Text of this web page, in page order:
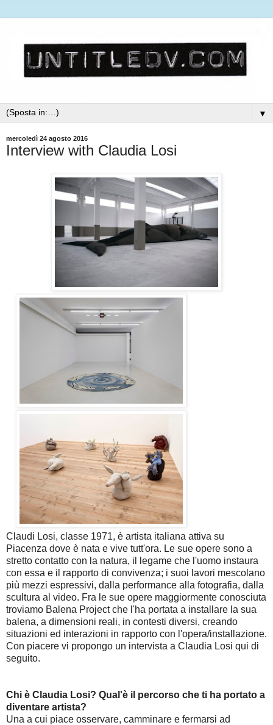
▼
mercoledì 24 agosto 2016
Interview with Claudia Losi
Claudi Losi, classe 1971, è artista italiana attiva su
Piacenza dove è nata e vive tutt'ora. Le sue opere sono a
stretto contatto con la natura, il legame che l'uomo instaura
con essa e il rapporto di convivenza; i suoi lavori mescolano
più mezzi espressivi, dalla performance alla fotografia, dalla
scultura al video. Fra le sue opere maggiormente conosciuta
troviamo Balena Project che l'ha portata a installare la sua
balena, a dimensioni reali, in contesti diversi, creando
situazioni ed interazioni in rapporto con l'opera/installazione.
Con piacere vi propongo un intervista a Claudia Losi qui di
seguito.
Chi è Claudia Losi? Qual'è il percorso che ti ha portato a
diventare artista?
Una a cui piace osservare, camminare e fermarsi ad